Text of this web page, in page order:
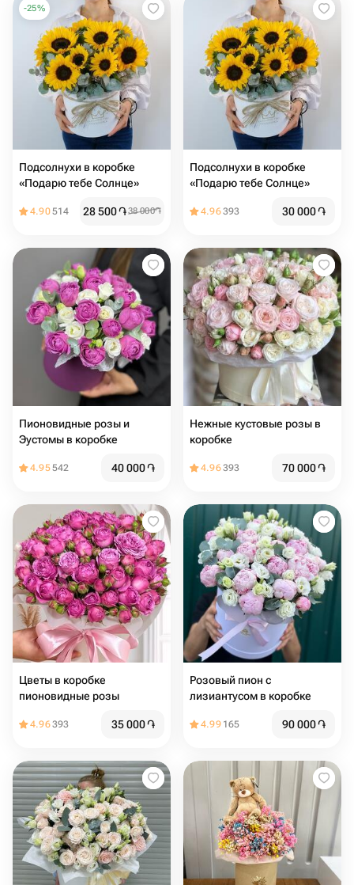
-25%
Подсолнухи в коробке
«Подарю тебе Солнце»
4.90514 28 500֏38 000֏
Подсолнухи в коробке
«Подарю тебе Солнце»
4.96393 30 000֏
Пионовидные розы и
Эустомы в коробке
4.95542 40 000֏
Нежные кустовые розы в
коробке
4.96393 70 000֏
Цветы в коробке
пионовидные розы
4.96393 35 000֏
Розовый пион с
лизиантусом в коробке
4.99 165 90 000֏